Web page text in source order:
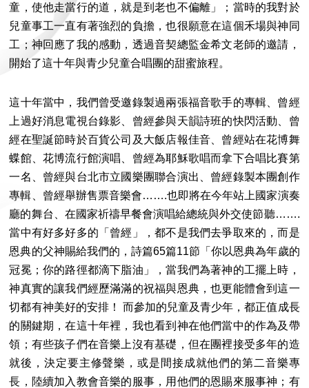
童，使他走當行的道，就是到老也不偏離」；當時的我對於
兒童事工一直有著強烈的負擔，也很願意在這個禾場與神同
工；神回應了我的感動，透過音契總監金希文老師的邀請，
開始了這十年與青少兒童合唱團的甜蜜旅程。
這十年當中，我們曾受邀錄製過兩張福音歌手的專輯、曾經
上過好消息電視台錄影、曾經參與天韻詩班的快閃活動、曾
經在聖誕節時於百貨公司及大飯店報佳音、曾經站在花博舞
蝶館、花博流行館演唱、曾經為耶穌歌唱而拿下合唱比賽第
一名、曾經與台北市立國樂團聯合演出、曾經錄製本團創作
專輯、曾經舉辦售票音樂會…….也即將在今年站上國家演奏
廳的舞台、在國家祈禱早餐會演唱給總統與外交使節聽…….
當中有好多好多的「曾經」，都不是我們去爭取來的，而是
恩典的父神賜給我們的，詩篇65篇11節「你以恩典為年歲的
冠冕；你的路徑都滴下脂油」，當我們為著神的工擺上時，
神真實的讓我們經歷滿滿的祝福與恩典，也更能體會到這一
切都有神美好的安排！ 而參加的兒童及青少年，都正值成長
的關鍵期，在這十年裡，我也看到神在他們當中的作為及帶
領；有些孩子們在音樂上沒有基礎，但在團裡接受多年的造
就後，決定要主修聲樂，或是間接成就他們的第二音樂專
長，陸續加入教會音樂的服事，用他們的恩賜來服事神；有